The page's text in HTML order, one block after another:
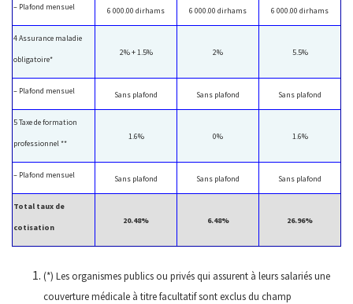
– Plafond mensuel 6 000.00 dirhams 6 000.00 dirhams 6 000.00 dirhams
4 Assurance maladie
obligatoire*
2% + 1.5% 2% 5.5%
– Plafond mensuel Sans plafond Sans plafond Sans plafond
5 Taxe de formation
professionnel **
1.6% 0% 1.6%
– Plafond mensuel Sans plafond Sans plafond Sans plafond
Total taux de
cotisation
20.48% 6.48% 26.96%
(*) Les organismes publics ou privés qui assurent à leurs salariés une
couverture médicale à titre facultatif sont exclus du champ